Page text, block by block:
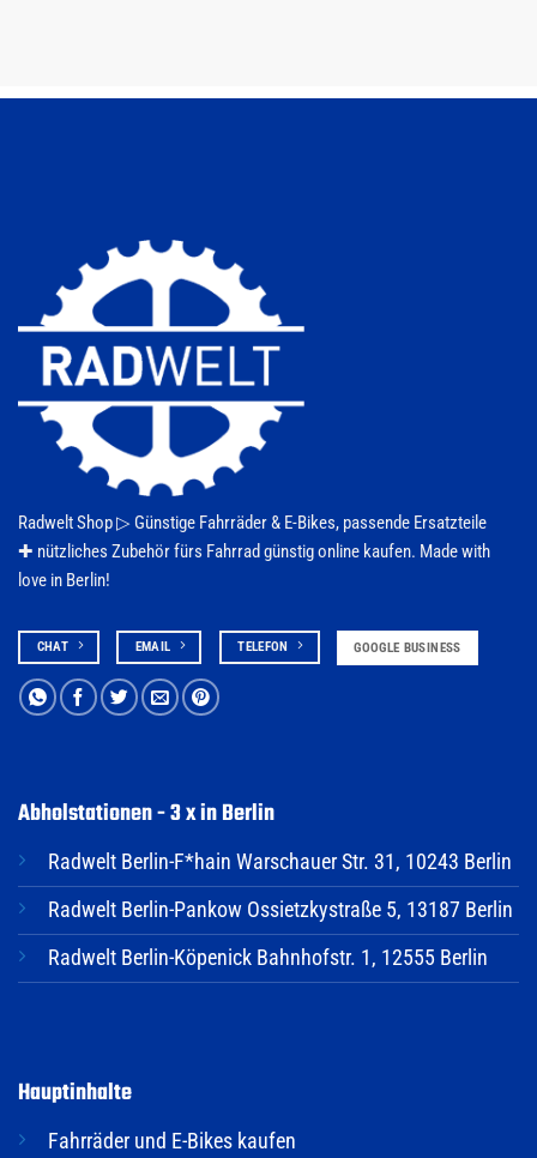
auf.
gewählt
werden
Radwelt Shop ▷ Günstige Fahrräder & E-Bikes, passende Ersatzteile
✚ nützliches Zubehör fürs Fahrrad günstig online kaufen. Made with
love in Berlin!
CHAT EMAIL TELEFON GOOGLE BUSINESS
Abholstationen - 3 x in Berlin
Radwelt Berlin-F*hain Warschauer Str. 31, 10243 Berlin
Radwelt Berlin-Pankow Ossietzkystraße 5, 13187 Berlin
Radwelt Berlin-Köpenick Bahnhofstr. 1, 12555 Berlin
Hauptinhalte
Fahrräder und E-Bikes kaufen